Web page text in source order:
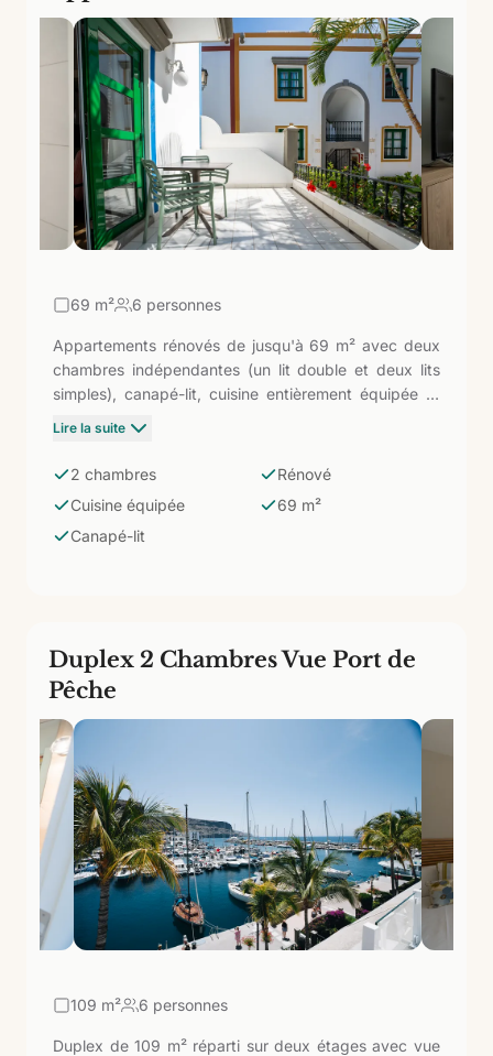
69 m² 6 personnes
Appartements rénovés de jusqu'à 69 m² avec deux
chambres indépendantes (un lit double et deux lits
simples), canapé-lit, cuisine entièrement équipée et
appartements d'une chambre, c'est la catégorie pour
qui ont besoin d'une réelle intimité entre les adultes et
les enfants dans le même appartement.
Lire la suite
2 chambres
Rénové
Cuisine équipée
69 m²
Canapé-lit
Duplex 2 Chambres Vue Port de
Pêche
109 m² 6 personnes
Duplex de 109 m² réparti sur deux étages avec vue